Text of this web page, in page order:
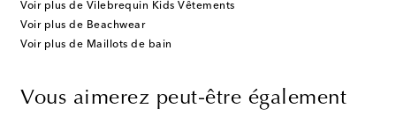
Voir plus de Vilebrequin Kids Vêtements
Voir plus de Beachwear
Voir plus de Maillots de bain
Vous aimerez peut-être également